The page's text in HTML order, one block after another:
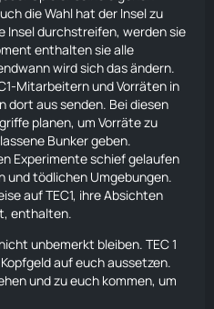
die Wahl hat der Insel zu
Insel durchstreifen, werden sie
enthalten sie alle
wird sich das ändern.
Mitarbeitern und Vorräten in
dort aus senden. Bei diesen
planen, um Vorräte zu
Bunker geben.
Experimente schief gelaufen
und tödlichen Umgebungen.
auf TEC1, ihre Absichten
enthalten.
unbemerkt bleiben. TEC 1
auf euch aussetzen.
und zu euch kommen, um